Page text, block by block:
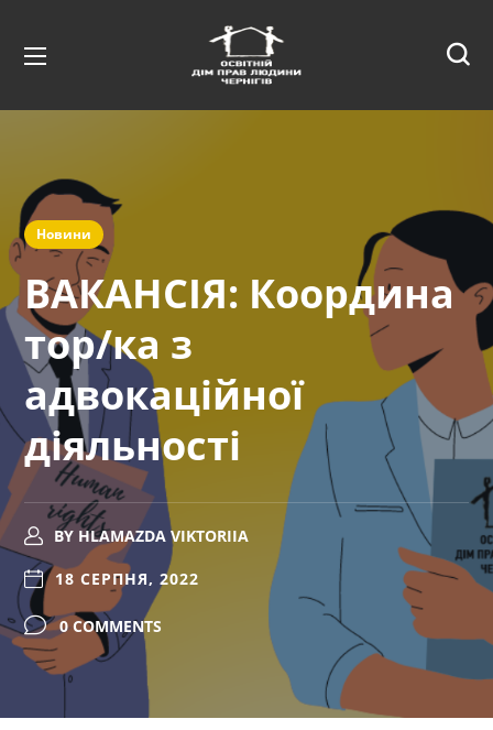
Новини
ВАКАНСІЯ: Координа
тор/ка з
адвокаційної
діяльності
BY HLAMAZDA VIKTORIIA
18 СЕРПНЯ, 2022
0 COMMENTS